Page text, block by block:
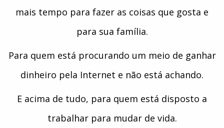
mais tempo para fazer as coisas que gosta e
para sua família.
Para quem está procurando um meio de ganhar
dinheiro pela Internet e não está achando.
E acima de tudo, para quem está disposto a
trabalhar para mudar de vida.